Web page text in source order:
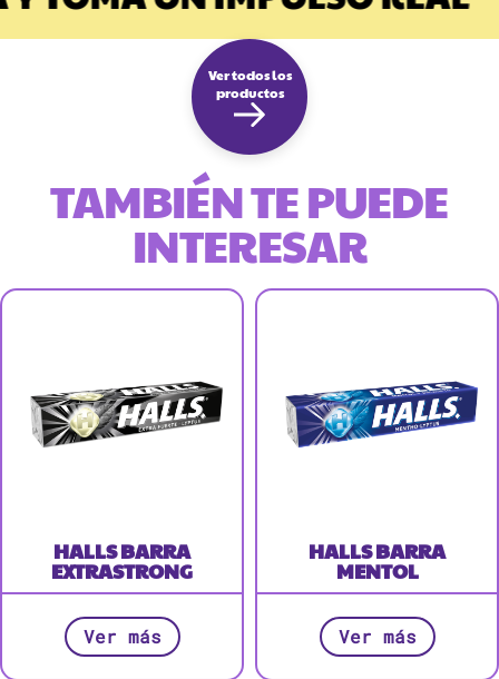
TAMBIÉN TE PUEDE
INTERESAR
Ver todos los
productos
HALLS BARRA
EXTRASTRONG
Ver más
HALLS BARRA
MENTOL
Ver más